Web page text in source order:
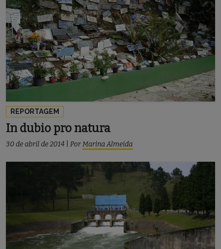
REPORTAGEM
In dubio pro natura
30 de abril de 2014 PorMarina Almeida